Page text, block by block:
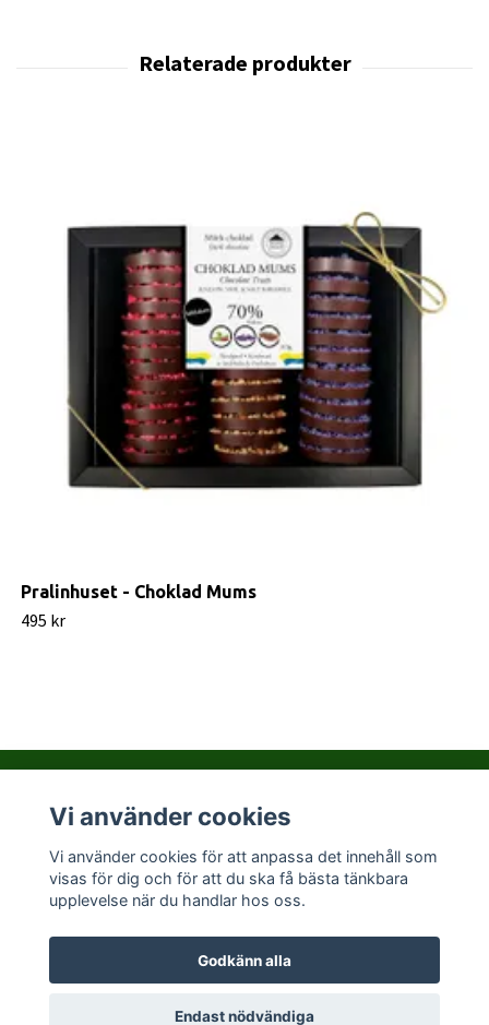
Pralinhuset - Choklad Mums
495 kr
Kontakta PralinHuset
Sociala medier
© 2026 Pralinhuset
Vi använder cookies
Vi använder cookies för att anpassa det innehåll som
visas för dig och för att du ska få bästa tänkbara
upplevelse när du handlar hos oss.
Godkänn alla
Endast nödvändiga